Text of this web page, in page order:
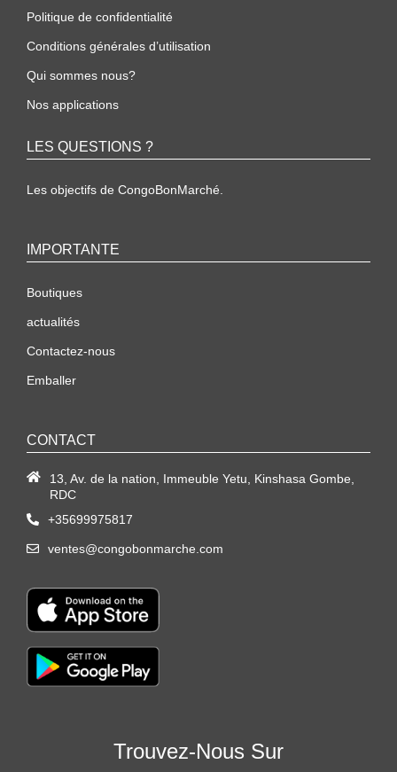
Politique de confidentialité
Conditions générales d’utilisation
Qui sommes nous?
Nos applications
LES QUESTIONS ?
Les objectifs de CongoBonMarché.
IMPORTANTE
Boutiques
actualités
Contactez-nous
Emballer
CONTACT
13, Av. de la nation, Immeuble Yetu, Kinshasa Gombe,
RDC
+35699975817
ventes@congobonmarche.com
Trouvez-Nous Sur